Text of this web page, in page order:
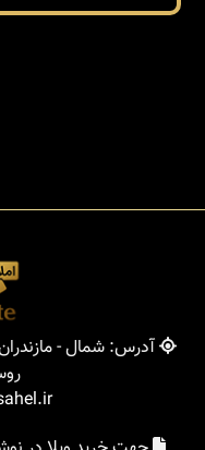
آدرس: شمال -